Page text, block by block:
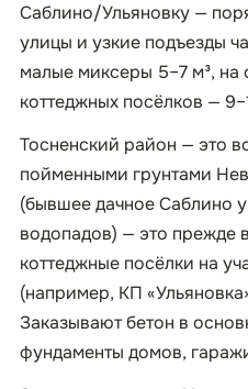
Саблино/Ульяновку —
улицы и узкие подъезды
малые миксеры 5–7 м³, на
коттеджных посёлков —
Тосненский район — это
пойменными грунтами
(бывшее дачное Саблино
водопадов) — это прежде
коттеджные посёлки на
(например, КП
Заказывают бетон в
фундаменты домов,